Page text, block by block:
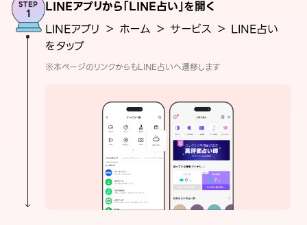
LINEアプリから「LINE占い」を開く
LINEアプリ ＞ ホーム ＞ サービス ＞ LINE占い
をタップ
※本ページのリンクからもLINE占いへ遷移します